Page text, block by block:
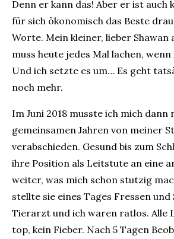
Denn er kann das! Aber er ist auch
für sich ökonomisch das Beste
Worte. Mein kleiner, lieber Shawan
muss heute jedes Mal lachen,
Und ich setzte es um… Es geht
noch mehr.
Im Juni 2018 musste ich mich dann
gemeinsamen Jahren von meiner
verabschieden. Gesund bis zum
ihre Position als Leitstute an eine
weiter, was mich schon stutzig
stellte sie eines Tages Fressen und
Tierarzt und ich waren ratlos. Alle
top, kein Fieber. Nach 5 Tagen